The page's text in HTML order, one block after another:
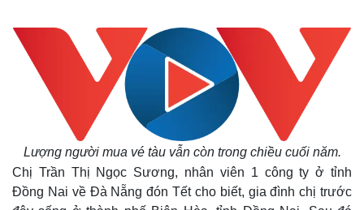
Lượng người mua vé tàu vẫn còn trong chiều cuối năm.
Chị Trần Thị Ngọc Sương, nhân viên 1 công ty ở tỉnh
Đồng Nai về Đà Nẵng đón Tết cho biết, gia đình chị trước